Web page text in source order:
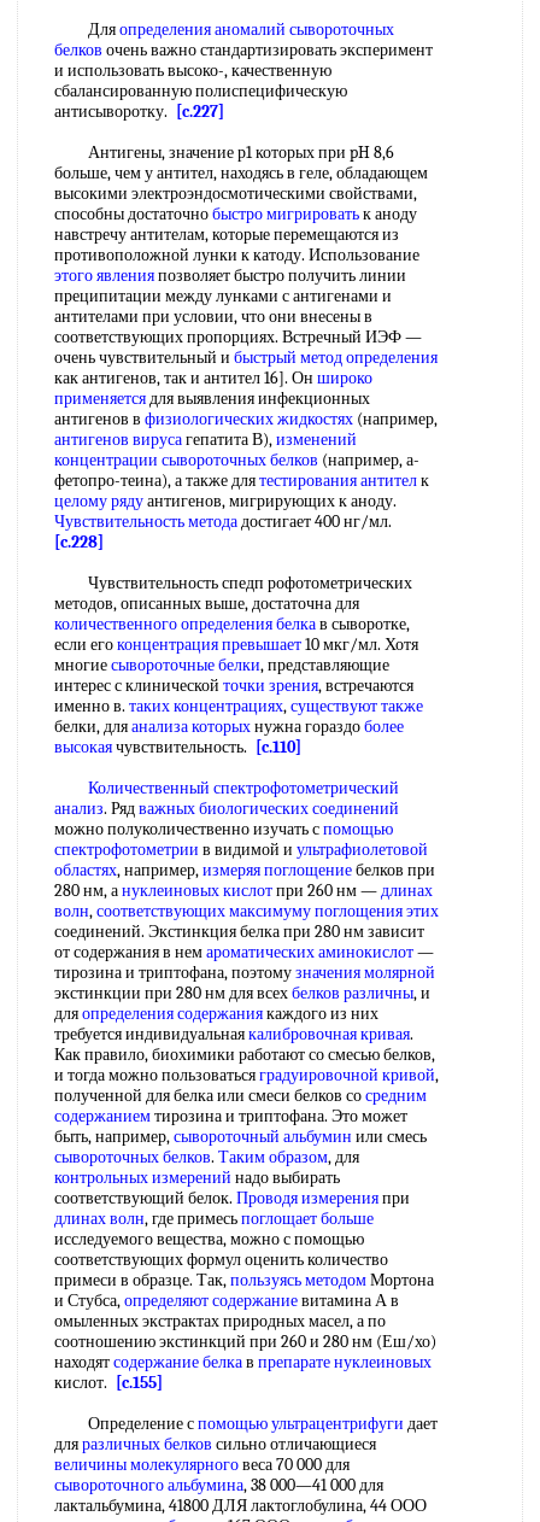
Дляопределения аномалий сывороточных
белков очень важно стандартизировать эксперимент
и использовать высоко-, качественную
сбалансированную полиспецифическую
антисыворотку.
[c.227]
Антигены, значение р1 которых при pH 8,6
больше, чем у антител, находясь в геле, обладающем
высокими электроэндосмотическими свойствами,
способны достаточнобыстро мигрироватьк аноду
навстречу антителам, которые перемещаются из
противоположной лунки к катоду. Использование
этого явленияпозволяет быстро получить линии
преципитации между лунками с антигенами и
антителами при условии, что они внесены в
соответствующих пропорциях. Встречный ИЭФ —
очень чувствительный и быстрый метод определения
как антигенов, так и антител 16]. Он широко
применяетсядля выявления инфекционных
антигенов в физиологических жидкостях (например,
антигенов вирусагепатита В),изменений
концентрации сывороточных белков (например, а-
фетопро-теина), а также длятестирования антителк
целому рядуантигенов, мигрирующих к аноду.
Чувствительность методадостигает 400 нг/мл.
[c.228]
Чувствительность спедп рофотометрических
методов, описанных выше, достаточна для
количественного определения белкав сыворотке,
если егоконцентрация превышает10 мкг/мл. Хотя
многиесывороточные белки, представляющие
интерес с клинической точки зрения, встречаются
именно в. таких концентрациях,существуют также
белки, дляанализа которыхнужна гораздоболее
высокаячувствительность.
[c.110]
Количественный спектрофотометрический
анализ. Рядважных биологических соединений
можно полуколичественно изучать спомощью
спектрофотометрии в видимой и ультрафиолетовой
областях, например,измеряя поглощениебелков при
280 нм, ануклеиновых кислотпри 260 нм —длинах
волн,соответствующих максимумупоглощения этих
соединений. Экстинкция белка при 280 нм зависит
от содержания в немароматических аминокислот—
тирозина и триптофана, поэтомузначения молярной
экстинкции при 280 нм для всехбелков различны, и
дляопределения содержаниякаждого из них
требуется индивидуальнаякалибровочная кривая.
Как правило, биохимики работают со смесью белков,
и тогда можно пользоватьсяградуировочной кривой,
полученной для белка или смеси белков сосредним
содержаниемтирозина и триптофана. Это может
быть, например,сывороточный альбумин или смесь
сывороточных белков. Таким образом, для
контрольных измерений надо выбирать
соответствующий белок. Проводя измеренияпри
длинах волн, где примесьпоглощает больше
исследуемого вещества, можно с помощью
соответствующих формул оценить количество
примеси в образце. Так,пользуясь методомМортона
и Стубса,определяют содержаниевитамина А в
омыленных экстрактах природных масел, а по
соотношению экстинкций при 260 и 280 нм (Еш/хо)
находятсодержание белкав препарате нуклеиновых
кислот.
[c.155]
Определение спомощью ультрацентрифуги дает
дляразличных белков сильно отличающиеся
величины молекулярноговеса 70 000 для
сывороточного альбумина, 38 000—41 000 для
лактальбумина, 41800 ДЛЯ лактоглобулина, 44 ООО